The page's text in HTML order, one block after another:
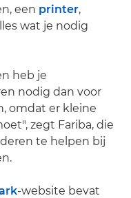
een printer,
wat je nodig
heb je
nodig dan voor
omdat er kleine
zegt Fariba, die
te helpen bij
-website bevat